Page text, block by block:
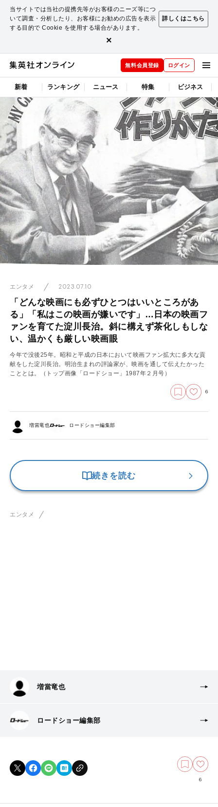
当サイトでは当社の提携先等がお客様のニーズ等につ
いて調査・分析したり、お客様にお勧めの広告を表示
する目的で Cookie を使用する場合があります。
詳しくはこちら
×
無料会員登録 ログイン
新着 ランキング ニュース 特集 ビジネス
エンタメ 2023.07.10
「どんな映画にも必ずひとつはいいところがあ
る」「私はこの映画が嫌いです」…日本の映画フ
ァンを育てた淀川長治。斜に構えず茶化しもしな
い、温かくも厳しい映画眼
今年で没後25年。昭和と平成の日本において映画ファン拡大に多大な貢
献をした淀川長治。明治生まれの評論家が、映画を通して伝えたかった
こととは。（トップ画像「ロードショー」1987年２月号）
6
増當竜也 ロードショー編集部
続きを読む
エンタメ
増當竜也
ロードショー編集部
6